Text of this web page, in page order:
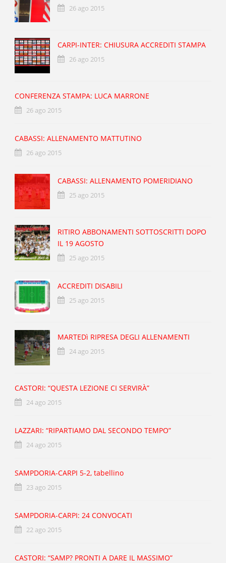
26 ago 2015
CARPI-INTER: CHIUSURA ACCREDITI STAMPA
26 ago 2015
CONFERENZA STAMPA: LUCA MARRONE
26 ago 2015
CABASSI: ALLENAMENTO MATTUTINO
26 ago 2015
CABASSI: ALLENAMENTO POMERIDIANO
25 ago 2015
RITIRO ABBONAMENTI SOTTOSCRITTI DOPO
IL 19 AGOSTO
25 ago 2015
ACCREDITI DISABILI
25 ago 2015
MARTEDì RIPRESA DEGLI ALLENAMENTI
24 ago 2015
CASTORI: “QUESTA LEZIONE CI SERVIRÀ”
24 ago 2015
LAZZARI: “RIPARTIAMO DAL SECONDO TEMPO”
24 ago 2015
SAMPDORIA-CARPI 5-2, tabellino
23 ago 2015
SAMPDORIA-CARPI: 24 CONVOCATI
22 ago 2015
CASTORI: “SAMP? PRONTI A DARE IL MASSIMO”